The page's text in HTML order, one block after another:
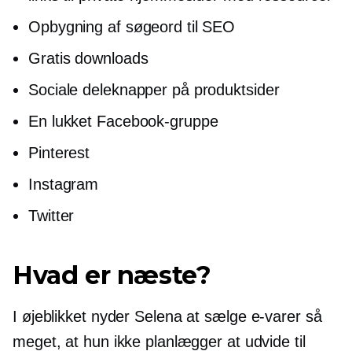
Opbygning af søgeord til SEO
Gratis downloads
Sociale deleknapper på produktsider
En lukket Facebook-gruppe
Pinterest
Instagram
Twitter
Hvad er næste?
I øjeblikket nyder Selena at sælge e-varerså
meget, at hun ikke planlægger at udvide til